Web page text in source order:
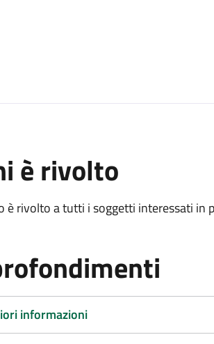
è rivolto
è rivolto a tutti i soggetti interessati in
informazioni